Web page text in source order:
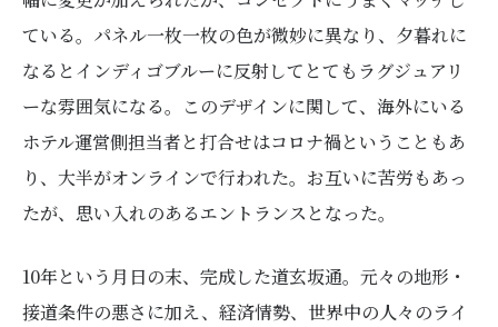
ている。パネル一枚一枚の色が微妙に異なり、夕暮れに
なるとインディゴブルーに反射してとてもラグジュアリ
ーな雰囲気になる。このデザインに関して、海外にいる
ホテル運営側担当者と打合せはコロナ禍ということもあ
り、大半がオンラインで行われた。お互いに苦労もあっ
たが、思い入れのあるエントランスとなった。
10年という月日の末、完成した道玄坂通。元々の地形・
接道条件の悪さに加え、経済情勢、世界中の人々のライ